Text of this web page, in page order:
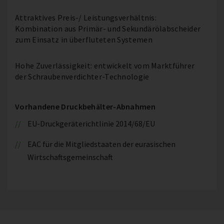
Attraktives Preis-/ Leistungsverhältnis:
Kombination aus Primär- und Sekundärölabscheider
zum Einsatz in überfluteten Systemen
Hohe Zuverlässigkeit: entwickelt vom Marktführer
der Schraubenverdichter-Technologie
Vorhandene Druckbehälter-Abnahmen
EU-Druckgeräterichtlinie 2014/68/EU
EAC für die Mitgliedstaaten der eurasischen
Wirtschaftsgemeinschaft